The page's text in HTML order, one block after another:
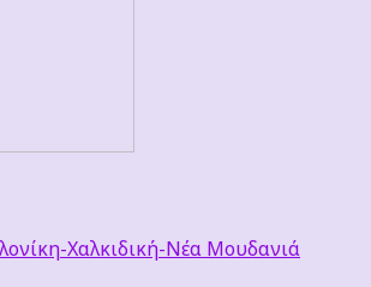
Χαλκιδική-Νέα Μουδανιά